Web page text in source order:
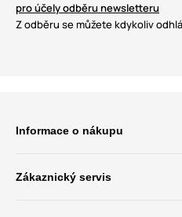
pro účely odběru newsletteru
Z odběru se můžete kdykoliv
Informace o nákupu
Zákaznický servis